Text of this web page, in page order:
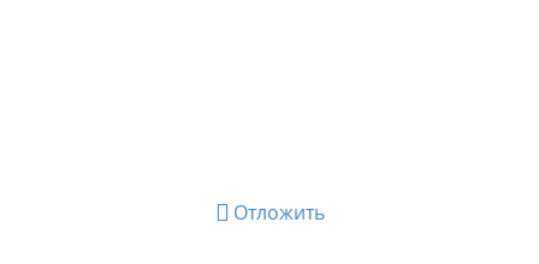
Отложить